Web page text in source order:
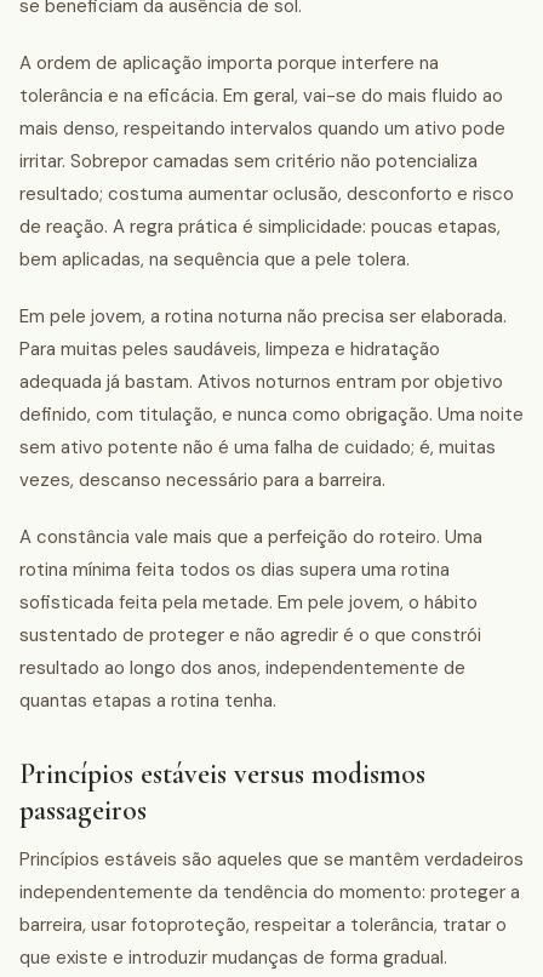
se beneficiam da ausência de sol.
A ordem de aplicação importa porque interfere na
tolerância e na eficácia. Em geral, vai-se do mais fluido ao
mais denso, respeitando intervalos quando um ativo pode
irritar. Sobrepor camadas sem critério não potencializa
resultado; costuma aumentar oclusão, desconforto e risco
de reação. A regra prática é simplicidade: poucas etapas,
bem aplicadas, na sequência que a pele tolera.
Em pele jovem, a rotina noturna não precisa ser elaborada.
Para muitas peles saudáveis, limpeza e hidratação
adequada já bastam. Ativos noturnos entram por objetivo
definido, com titulação, e nunca como obrigação. Uma noite
sem ativo potente não é uma falha de cuidado; é, muitas
vezes, descanso necessário para a barreira.
A constância vale mais que a perfeição do roteiro. Uma
rotina mínima feita todos os dias supera uma rotina
sofisticada feita pela metade. Em pele jovem, o hábito
sustentado de proteger e não agredir é o que constrói
resultado ao longo dos anos, independentemente de
quantas etapas a rotina tenha.
Princípios estáveis versus modismos
passageiros
Princípios estáveis são aqueles que se mantêm verdadeiros
independentemente da tendência do momento: proteger a
barreira, usar fotoproteção, respeitar a tolerância, tratar o
que existe e introduzir mudanças de forma gradual.